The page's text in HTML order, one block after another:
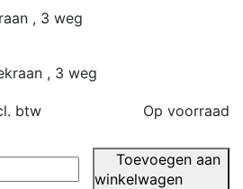
, 3 weg
btw Op voorraad
Toevoegen aan
winkelwagen